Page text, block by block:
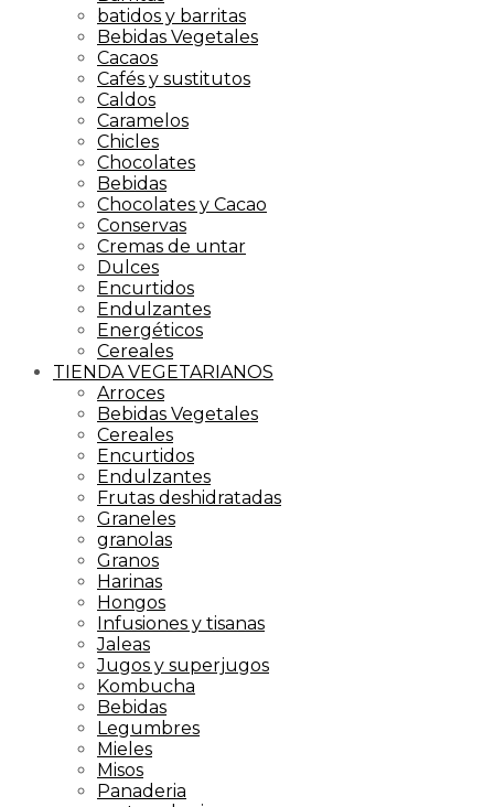
batidos y barritas
Bebidas Vegetales
Cacaos
Cafés y sustitutos
Caldos
Caramelos
Chicles
Chocolates
Bebidas
Chocolates y Cacao
Conservas
Cremas de untar
Dulces
Encurtidos
Endulzantes
Energéticos
Cereales
TIENDA VEGETARIANOS
Arroces
Bebidas Vegetales
Cereales
Encurtidos
Endulzantes
Frutas deshidratadas
Graneles
granolas
Granos
Harinas
Hongos
Infusiones y tisanas
Jaleas
Jugos y superjugos
Kombucha
Bebidas
Legumbres
Mieles
Misos
Panaderia